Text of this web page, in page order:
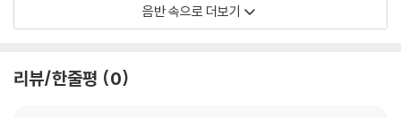
음반 속으로 더보기
리뷰/한줄평 0